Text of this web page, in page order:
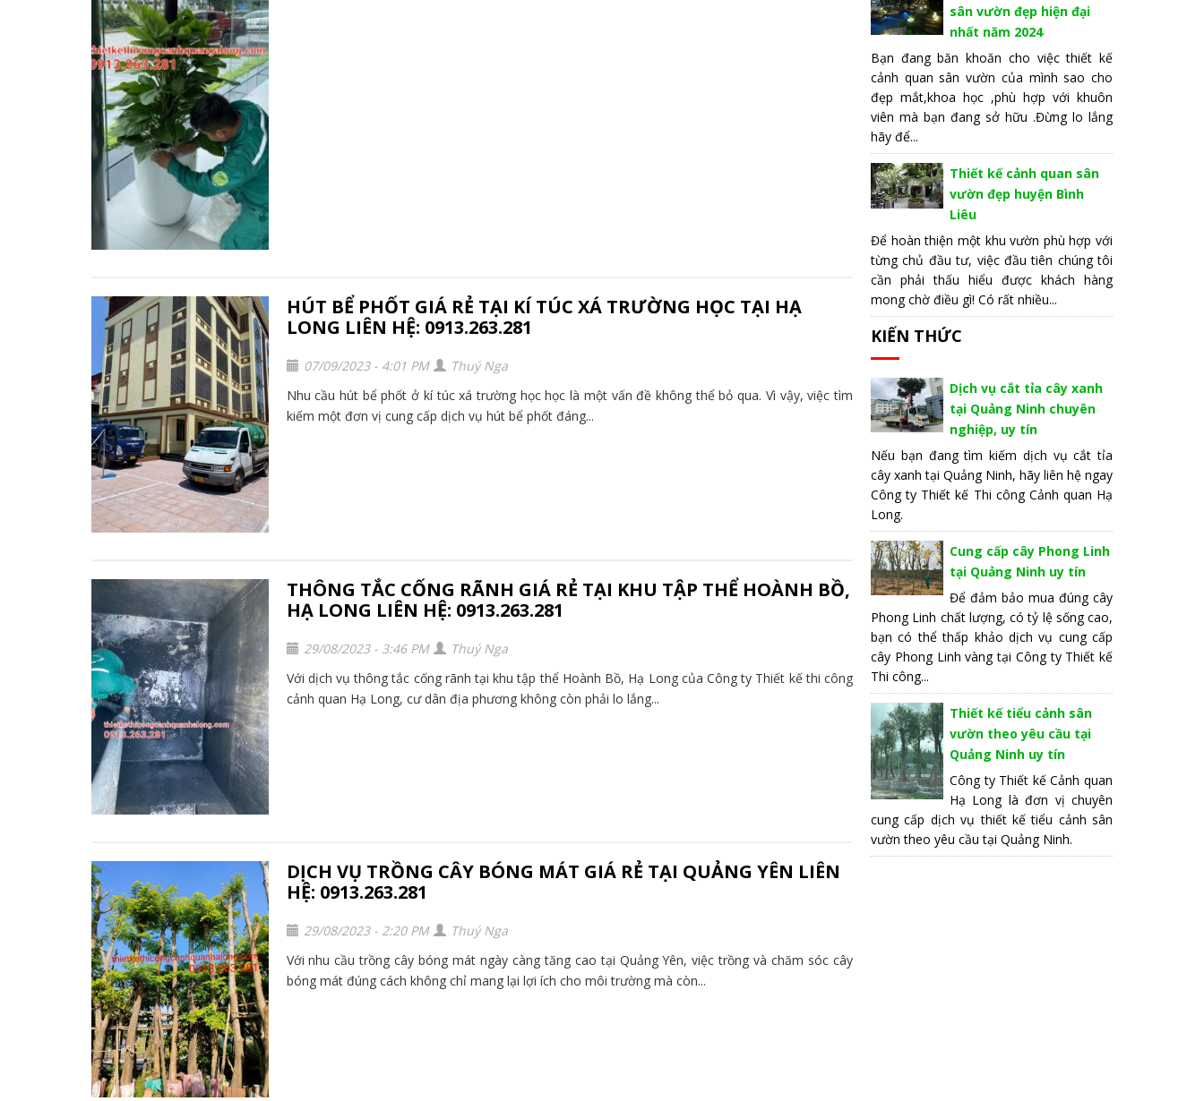
HÚT BỂ PHỐT GIÁ RẺ TẠI KÍ TÚC XÁ TRƯỜNG HỌC TẠI HẠ
LONG LIÊN HỆ: 0913.263.281
07/09/2023 - 4:01 PM
Thuý Nga
Nhu cầu hút bể phốt ở kí túc xá trường học học là một vấn đề không thể bỏ qua. Vì vậy, việc tìm
kiếm một đơn vị cung cấp dịch vụ hút bể phốt đáng...
THÔNG TẮC CỐNG RÃNH GIÁ RẺ TẠI KHU TẬP THỂ HOÀNH BỒ,
HẠ LONG LIÊN HỆ: 0913.263.281
29/08/2023 - 3:46 PM
Thuý Nga
Với dịch vụ thông tắc cống rãnh tại khu tập thể Hoành Bồ, Hạ Long của Công ty Thiết kế thi công
cảnh quan Hạ Long, cư dân địa phương không còn phải lo lắng...
DỊCH VỤ TRỒNG CÂY BÓNG MÁT GIÁ RẺ TẠI QUẢNG YÊN LIÊN
HỆ: 0913.263.281
29/08/2023 - 2:20 PM
Thuý Nga
Với nhu cầu trồng cây bóng mát ngày càng tăng cao tại Quảng Yên, việc trồng và chăm sóc cây
bóng mát đúng cách không chỉ mang lại lợi ích cho môi trường mà còn...
sân vườn đẹp hiện đại
nhất năm 2024
Bạn đang băn khoăn cho việc thiết kế
cảnh quan sân vườn của mình sao cho
đẹp mắt,khoa học ,phù hợp với khuôn
viên mà bạn đang sở hữu .Đừng lo lắng
hãy để...
Thiết kế cảnh quan sân
vườn đẹp huyện Bình
Liêu
Để hoàn thiện một khu vườn phù hợp với
từng chủ đầu tư, việc đầu tiên chúng tôi
cần phải thấu hiểu được khách hàng
mong chờ điều gì! Có rất nhiều...
KIẾN THỨC
Dịch vụ cắt tỉa cây xanh
tại Quảng Ninh chuyên
nghiệp, uy tín
Nếu bạn đang tìm kiếm dịch vụ cắt tỉa
cây xanh tại Quảng Ninh, hãy liên hệ ngay
Công ty Thiết kế Thi công Cảnh quan Hạ
Long.
Cung cấp cây Phong Linh
tại Quảng Ninh uy tín
Để đảm bảo mua đúng cây
Phong Linh chất lượng, có tỷ lệ sống cao,
bạn có thể thấp khảo dịch vụ cung cấp
cây Phong Linh vàng tại Công ty Thiết kế
Thi công...
Thiết kế tiểu cảnh sân
vườn theo yêu cầu tại
Quảng Ninh uy tín
Công ty Thiết kế Cảnh quan
Hạ Long là đơn vị chuyên
cung cấp dịch vụ thiết kế tiểu cảnh sân
vườn theo yêu cầu tại Quảng Ninh.